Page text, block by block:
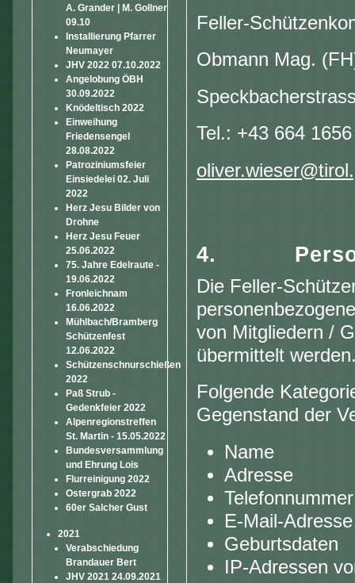
A. Grander | M. Gollner
09.10
Installierung Pfarrer
Neumayer
JHV 2022 07.10.2022
Angelobung ÖBH
30.09.2022
Knödeltisch 2022
Einweihung
Friedensengel
28.08.2022
Patroziniumsfeier
Einsiedelei 02. Juli
2022
Herz Jesu Bilder von
Drohne
Herz Jesu Feuer
25.06.2022
75. Jahre Edelraute -
19.06.2022
Fronleichnam
16.06.2022
Mühlbach/Bramberg
Schützenfest
12.06.2022
Schützenschnurschießen
2022
Paß Strub -
Gedenkfeier 2022
Alpenregionstreffen
St. Martin - 15.05.2022
Bundesversammlung
und Ehrung Lois
Flurreinigung 2022
Ostergrab 2022
60er Salcher Gust
2021
Verabschiedung
Brandauer Bert
JHV 2021 24.09.2021
Feller-
Obmann Mag.
Tel.: +43 664
4.
Die Feller-
von Mitgliedern /
übermittelt
Folgende
Gegenstand der
Name
Adresse
Telefonnummer
E-Mail-Adresse
Geburtsdaten
IP-Adressen